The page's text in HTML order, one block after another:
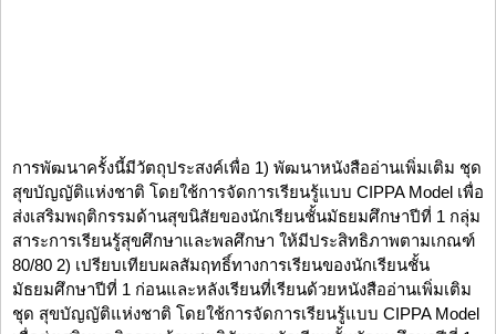
การพัฒนาครั้งนี้มีวัตถุประสงค์เพื่อ 1) พัฒนาหนังสืออ่านเพิ่มเติม ชุด
สุขบัญญัติแห่งชาติ โดยใช้การจัดการเรียนรู้แบบ CIPPA Model เพื่อ
ส่งเสริมพฤติกรรมด้านสุขนิสัยของนักเรียนชั้นมัธยมศึกษาปีที่ 1 กลุ่ม
สาระการเรียนรู้สุขศึกษาและพลศึกษา ให้มีประสิทธิภาพตามเกณฑ์
80/80 2) เปรียบเทียบผลสัมฤทธิ์ทางการเรียนของนักเรียนชั้น
มัธยมศึกษาปีที่ 1 ก่อนและหลังเรียนที่เรียนด้วยหนังสืออ่านเพิ่มเติม
ชุด สุขบัญญัติแห่งชาติ โดยใช้การจัดการเรียนรู้แบบ CIPPA Model